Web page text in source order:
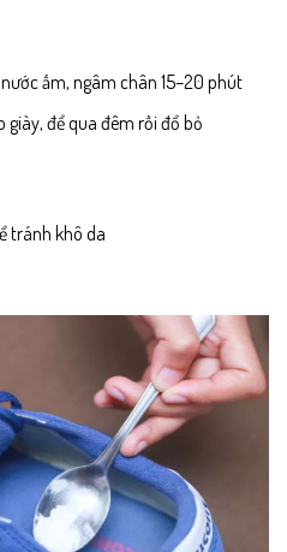
ấm, ngâm chân 15–20 phút
giày, để qua đêm rồi đổ bỏ
tránh khô da